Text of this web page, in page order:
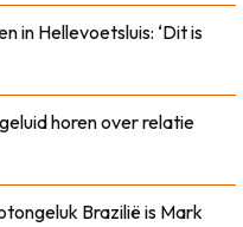
in Hellevoetsluis: ‘Dit is
horen over relatie
Brazilië is Mark